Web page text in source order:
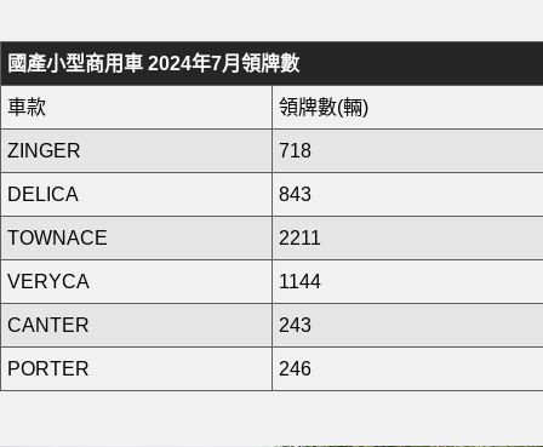
國產小型商用車 2024年7月領牌數
車款 領牌數(輛)
ZINGER 718
DELICA 843
TOWNACE 2211
VERYCA 1144
CANTER 243
PORTER 246